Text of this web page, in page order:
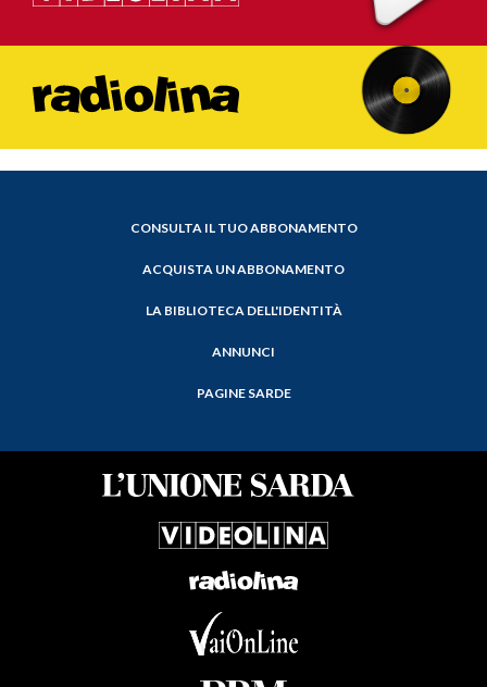
CONSULTA IL TUO ABBONAMENTO
ACQUISTA UN ABBONAMENTO
LA BIBLIOTECA DELL'IDENTITÀ
ANNUNCI
PAGINE SARDE